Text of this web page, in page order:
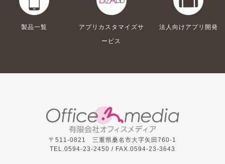
製品一覧
アプリカスタマイズサ
ービス
法人向けアプリ開発
〒511-0821 三重県桑名市大字矢田760-1
TEL.0594-23-2450 / FAX.0594-23-3643